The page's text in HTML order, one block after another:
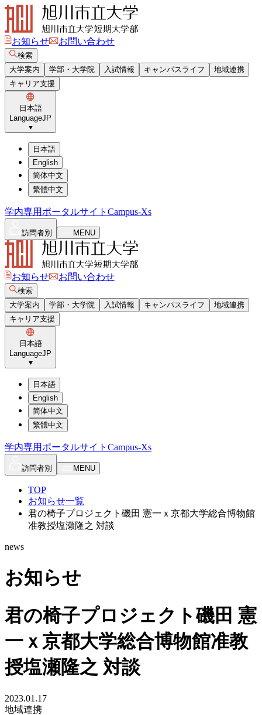
お知らせ お問い合わせ
検索
大学案内
学部・大学院 入試情報 キャンパスライフ
地域連携
キャリア支援
日本語
LanguageJP
日本語
English
简体中文
繁體中文
学内専用ポータルサイト Campus-Xs
訪問者別 MENU
お知らせ お問い合わせ
検索
大学案内
学部・大学院 入試情報 キャンパスライフ
地域連携
キャリア支援
日本語
LanguageJP
日本語
English
简体中文
繁體中文
学内専用ポータルサイト Campus-Xs
訪問者別 MENU
TOP
お知らせ一覧
君の椅子プロジェクト磯田 憲一ｘ京都大学総合博物館
准教授塩瀬隆之 対談
news
お知らせ
君の椅子プロジェクト磯田 憲
一ｘ京都大学総合博物館准教
授塩瀬隆之 対談
2023.01.17
地域連携